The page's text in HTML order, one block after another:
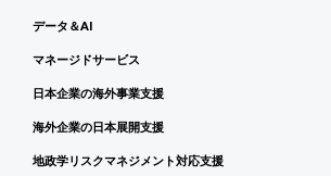
データ＆AI
マネージドサービス
日本企業の海外事業支援
海外企業の日本展開支援
地政学リスクマネジメント対応支援